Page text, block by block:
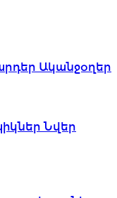
Ականջօղեր
Նվեր